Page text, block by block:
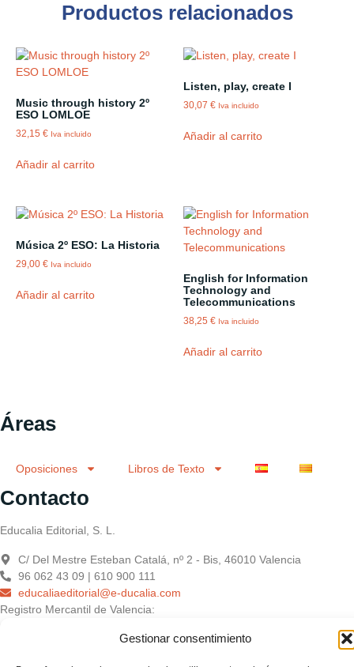
Gestionar consentimiento
Productos relacionados
Music through history 2º
ESO LOMLOE
32,15 € Iva incluido
Añadir al carrito
Listen, play, create I
30,07€ Iva incluido
Añadir al carrito
Música 2º ESO: La Historia
29,00 € Iva incluido
Añadir al carrito
English for Information
Technology and
Telecommunications
38,25€ Iva incluido
Añadir al carrito
Áreas
Oposiciones Libros de Texto
Contacto
Educalia Editorial, S. L.
C/ Del Mestre Esteban Catalá, nº 2 - Bis, 46010 Valencia
96 062 43 09 | 610 900 111
educaliaeditorial@e-ducalia.com
Registro Mercantil de Valencia: